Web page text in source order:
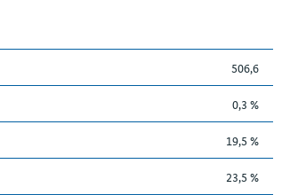
506,6
0,3 %
19,5 %
23,5 %